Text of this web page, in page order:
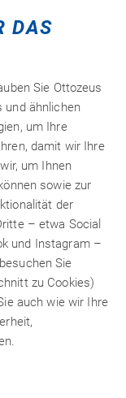
Kfz-
Leder, ABS-
PVC- und ABS-
Hohe
(mit
DAS
Sie Ottozeus
und ähnlichen
um Ihre
damit wir Ihre
um Ihnen
sowie zur
der
– etwa Social
und Instagram –
Sie
zu Cookies)
auch wie wir Ihre